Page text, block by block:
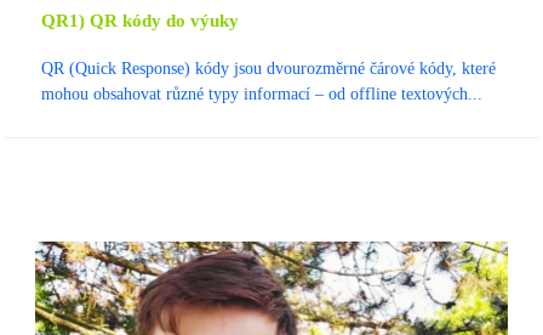
QR1) QR kódy do výuky
QR (Quick Response) kódy jsou dvourozměrné čárové kódy, které
mohou obsahovat různé typy informací – od offline textových...